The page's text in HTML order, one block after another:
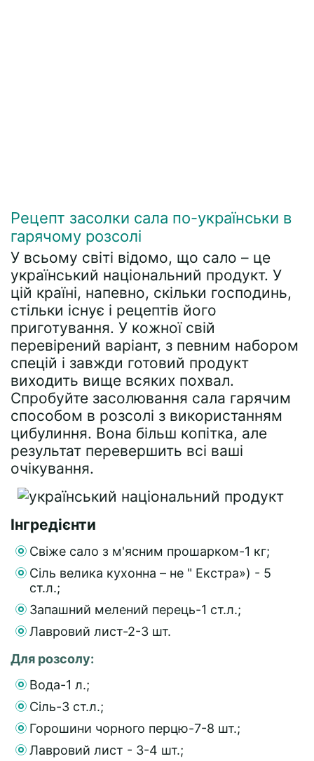
Рецепт засолки сала по-українськи в
гарячому розсолі
У всьому світі відомо, що сало – це
український національний продукт. У
цій країні, напевно, скільки господинь,
стільки існує і рецептів його
приготування. У кожної свій
перевірений варіант, з певним набором
спецій і завжди готовий продукт
виходить вище всяких похвал.
Спробуйте засолювання сала гарячим
способом в розсолі з використанням
цибулиння. Вона більш копітка, але
результат перевершить всі ваші
очікування.
Інгредієнти
Свіже сало з м'ясним прошарком-1 кг;
Сіль велика кухонна – не " Екстра») - 5
ст.л.;
Запашний мелений перець-1 ст.л.;
Лавровий лист-2-3 шт.
Для розсолу:
Вода-1 л.;
Сіль-3 ст.л.;
Горошини чорного перцю-7-8 шт.;
Лавровий лист - 3-4 шт.;